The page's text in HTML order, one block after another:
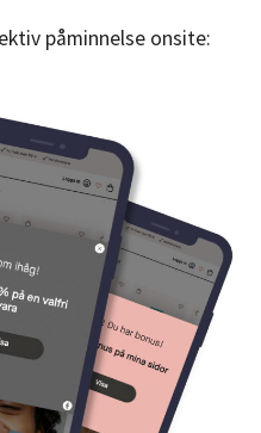
påminnelse onsite: